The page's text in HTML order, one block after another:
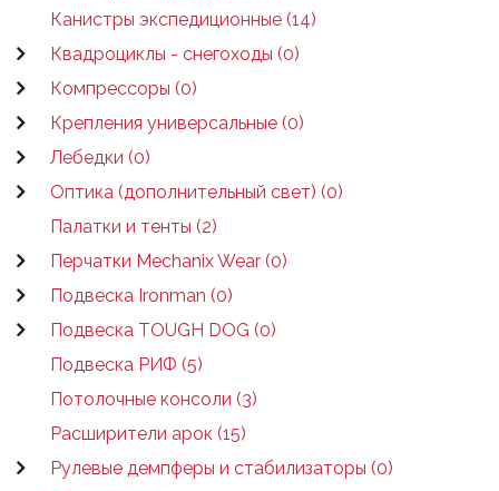
Канистры экспедиционные (14)
Квадроциклы - снегоходы (0)
Компрессоры (0)
Крепления универсальные (0)
Лебедки (0)
Оптика (дополнительный свет) (0)
Палатки и тенты (2)
Перчатки Mechanix Wear (0)
Подвеска Ironman (0)
Подвеска TOUGH DOG (0)
Подвеска РИФ (5)
Потолочные консоли (3)
Расширители арок (15)
Рулевые демпферы и стабилизаторы (0)